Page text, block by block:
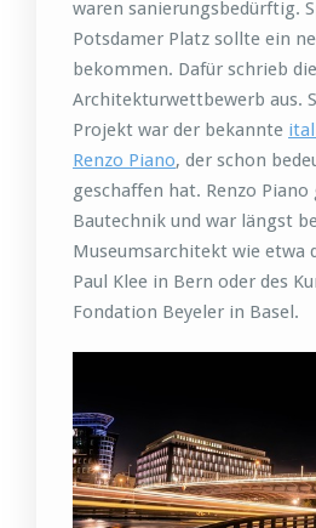
waren sanierungsbedürftig.
Potsdamer Platz sollte ein
bekommen. Dafür schrieb
Architekturwettbewerb aus.
Projekt war der bekannte
Renzo Piano, der schon
geschaffen hat. Renzo
Bautechnik und war längst
Museumsarchitekt wie etwa
Paul Klee in Bern oder des
Fondation Beyeler in Basel.